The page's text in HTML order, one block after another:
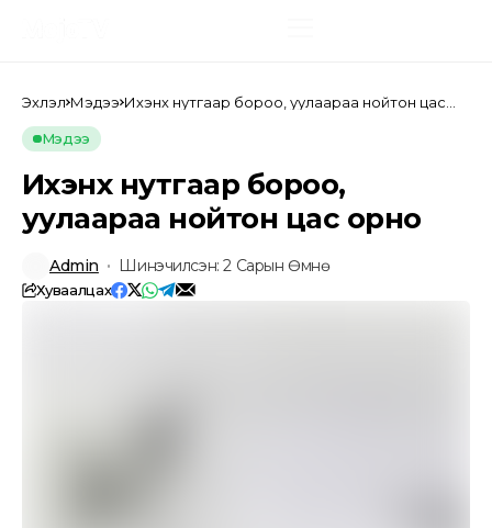
Эхлэл Мэдээ Ихэнх нутгаар бороо, уулаараа нойтон цас
Мэдээ
Ихэнх нутгаар бороо,
уулаараа нойтон цас орно
Admin Шинэчилсэн: 2 Сарын Өмнө
Хуваалцах